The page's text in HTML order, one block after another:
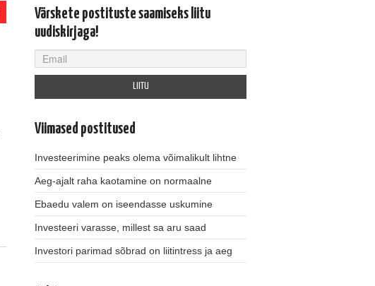
Värskete postituste saamiseks liitu
uudiskirjaga!
Viimased postitused
Investeerimine peaks olema võimalikult lihtne
Aeg-ajalt raha kaotamine on normaalne
Ebaedu valem on iseendasse uskumine
Investeeri varasse, millest sa aru saad
Investori parimad sõbrad on liitintress ja aeg